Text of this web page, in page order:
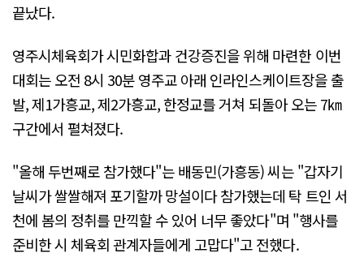
끝났다.
영주시체육회가 시민화합과 건강증진을 위해 마련한 이번
대회는 오전 8시 30분 영주교 아래 인라인스케이트장을 출
발, 제1가흥교, 제2가흥교, 한정교를 거쳐 되돌아 오는 7㎞
구간에서 펼쳐졌다.
"올해 두번째로 참가했다"는 배동민(가흥동) 씨는 "갑자기
날씨가 쌀쌀해져 포기할까 망설이다 참가했는데 탁 트인 서
천에 봄의 정취를 만끽할 수 있어 너무 좋았다"며 "행사를
준비한 시 체육회 관계자들에게 고맙다"고 전했다.